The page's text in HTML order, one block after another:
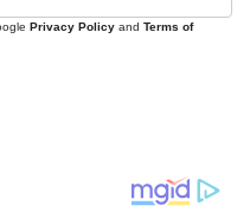
Privacy Policy and Terms of